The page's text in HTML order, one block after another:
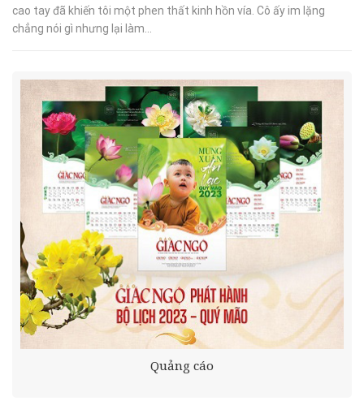
cao tay đã khiến tôi một phen thất kinh hồn vía. Cô ấy im lặng
chẳng nói gì nhưng lại làm...
Quảng cáo